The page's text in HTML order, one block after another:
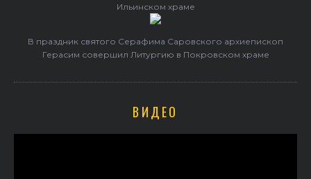
Ильинском храме
В праздник святого Серафима Саровского архиепископ
Герасим совершил Литургию в Покровском храме
ВИДЕО